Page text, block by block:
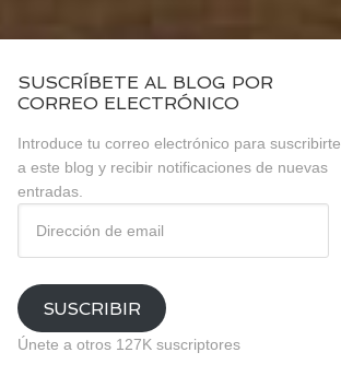
SUSCRÍBETE AL BLOG POR
CORREO ELECTRÓNICO
Introduce tu correo electrónico para suscribirte
a este blog y recibir notificaciones de nuevas
entradas.
email
SUSCRIBIR
Únete a otros 127K suscriptores